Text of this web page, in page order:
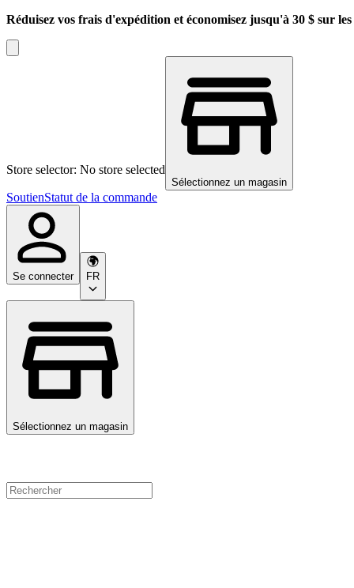
Réduisez vos frais d'expédition et économisez jusqu'à 30 $ sur
Store selector: No store selected
Sélectionnez un magasin
SoutienStatut de la commande
Se connecter FR
Sélectionnez un magasin